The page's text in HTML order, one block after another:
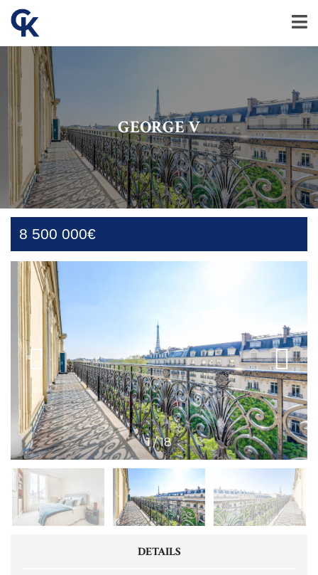
GEORGE V
8 500 000€
1/18
DETAILS